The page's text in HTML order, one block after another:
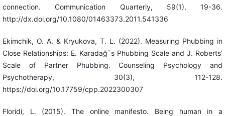
connection. Communication Quarterly, 59(1), 19-36.
http://dx.doi.org/10.1080/01463373.2011.541336
Ekimchik, O. A. & Kryukova, T. L. (2022). Measuring Phubbing in
Close Relationships: E. Karadağ`s Phubbing Scale and J. Roberts’
Scale of Partner Phubbing. Counseling Psychology and
Psychotherapy, 30(3), 112-128.
https://doi.org/10.17759/cpp.2022300307
Floridi, L. (2015). The online manifesto. Being human in a